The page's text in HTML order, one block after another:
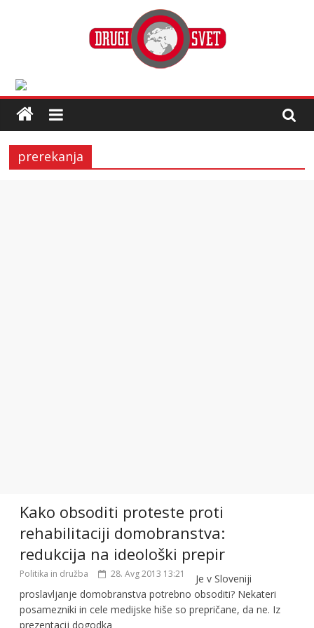
prerekanja
Kako obsoditi proteste proti
rehabilitaciji domobranstva:
redukcija na ideološki prepir
Politika in družba 28. Avg 2013 13:21
Je v Sloveniji
proslavljanje domobranstva potrebno obsoditi? Nekateri
posamezniki in cele medijske hiše so prepričane, da ne. Iz
prezentacij dogodka